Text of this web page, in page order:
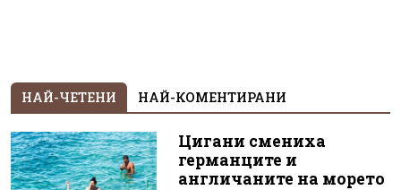
НАЙ-ЧЕТЕНИ НАЙ-КОМЕНТИРАНИ
Цигани смениха
германците и
англичаните на морето